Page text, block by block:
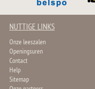
NUTTIGE LINKS
Onze leeszalen
Openingsuren
Contact
Help
Sitemap